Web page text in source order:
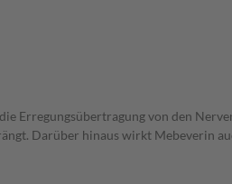
Erregungsübertragung von den
Darüber hinaus wirkt Mebeverin